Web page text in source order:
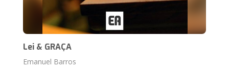
Lei & GRAÇA
Emanuel Barros